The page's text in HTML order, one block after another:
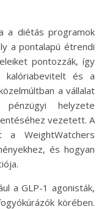
a diétás programok
a pontalapú étrendi
pontozzák, így
kalóriabevitelt és a
a vállalat
helyzete
vezetett. A
WeightWatchers
és hogyan
a GLP-1 agonisták,
körében.